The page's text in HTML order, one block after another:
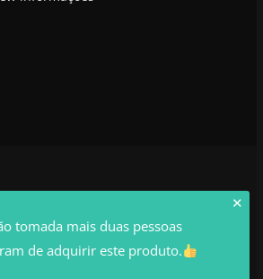
. Todos os direitos
✕
tomada mais duas pessoas
de adquirir este produto.